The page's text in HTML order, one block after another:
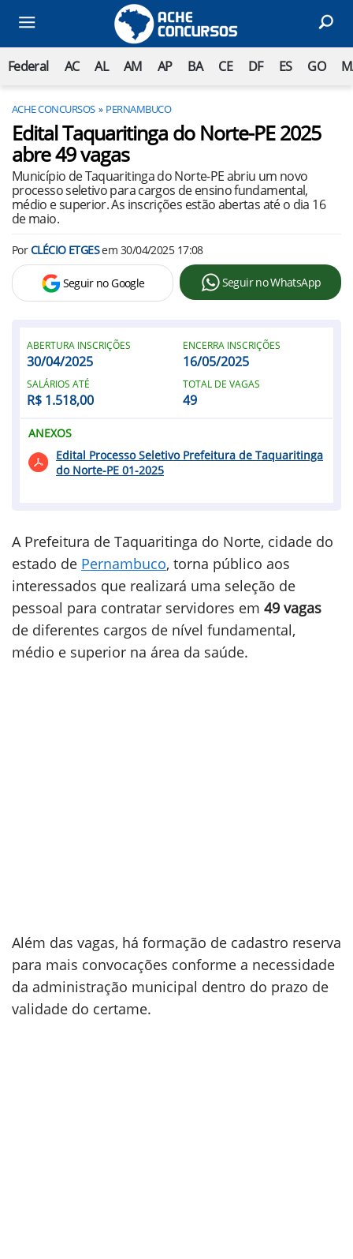
Federal AC AL AM AP BA CE DF ES GO
ACHE CONCURSOS PERNAMBUCO
Edital Taquaritinga do Norte-PE 2025
abre 49 vagas
Município de Taquaritinga do Norte-PE abriu um novo
processo seletivo para cargos de ensino fundamental,
médio e superior. As inscrições estão abertas até o dia 16
de maio.
PorCLÉCIO ETGESem 30/04/2025 17:08
Seguir no Google Seguir no WhatsApp
A Prefeitura de Taquaritinga do Norte, cidade do
estado de Pernambuco, torna público aos
interessados que realizará uma seleção de
pessoal para contratar servidores em 49 vagas
de diferentes cargos de nível fundamental,
médio e superior na área da saúde.
ABERTURA INSCRIÇÕES
30/04/2025
ENCERRA INSCRIÇÕES
16/05/2025
SALÁRIOS ATÉ
R$ 1.518,00
TOTAL DE VAGAS
49
ANEXOS
Edital Processo Seletivo Prefeitura de Taquaritinga
do Norte-PE 01-2025
Além das vagas, há formação de cadastro reserva
para mais convocações conforme a necessidade
da administração municipal dentro do prazo de
validade do certame.